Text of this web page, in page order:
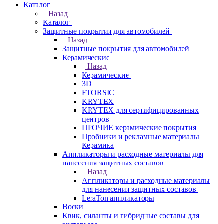
Каталог
Назад
Каталог
Защитные покрытия для автомобилей
Назад
Защитные покрытия для автомобилей
Керамические
Назад
Керамические
3D
FTORSIC
KRYTEX
KRYTEX для сертифицированных
центров
ПРОЧИЕ керамические покрытия
Пробники и рекламные материалы
Керамика
Аппликаторы и расходные материалы для
нанесения защитных составов
Назад
Аппликаторы и расходные материалы
для нанесения защитных составов
LeraTon аппликаторы
Воски
Квик, силанты и гибридные составы для